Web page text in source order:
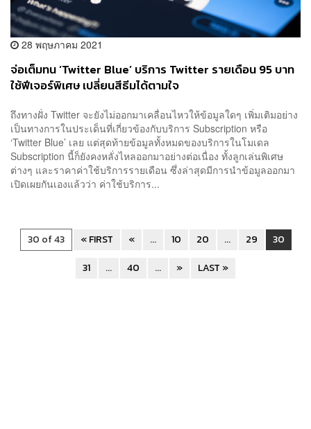
28 พฤษภาคม 2021
จ่อเต็มทน ‘Twitter Blue’ บริการ Twitter รายเดือน 95 บาท
ใช้ฟีเจอร์พิเศษ เปลี่ยนสีธีมได้ตามใจ
ถึงทางฝั่ง Twitter จะยังไม่ออกมาเคลื่อนไหวให้ข้อมูลใดๆ เพิ่มเติมอย่าง
เป็นทางการในประเด็นที่เกี่ยวข้องกับบริการ Subscription หรือ
‘Twitter Blue’ เลย แต่สุดท้ายข้อมูลทั้งหมดของบริการในโมเดล
Subscription นี้ก็ยังคงหลั่งไหลออกมาอย่างต่อเนื่อง ทั้งลูกเล่นพิเศษ
ต่างๆ และราคาค่าใช้บริการรายเดือน ซึ่งล่าสุดมีการนำข้อมูลออกมา
เปิดเผยกันเองแล้วว่า ค่าใช้บริการ...
30 of 43 « FIRST « ... 10 20 ... 29
30
31
... 40 ... » LAST »